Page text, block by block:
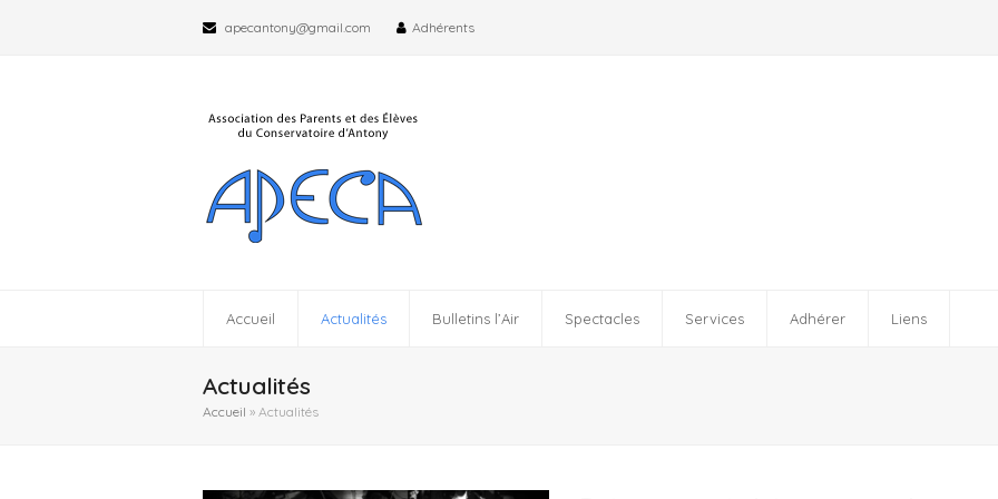
apecantony@gmail.com Adhérents
Accueil Actualités Bulletins l’Air Spectacles Services Adhérer Liens
Actualités
Accueil » Actualités